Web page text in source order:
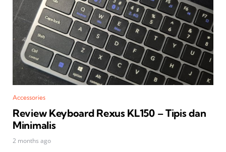
Accessories
Review Keyboard Rexus KL150 – Tipis dan
Minimalis
2 months ago